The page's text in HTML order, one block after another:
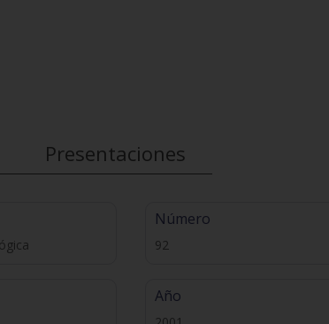
Presentaciones
Número
92
Año